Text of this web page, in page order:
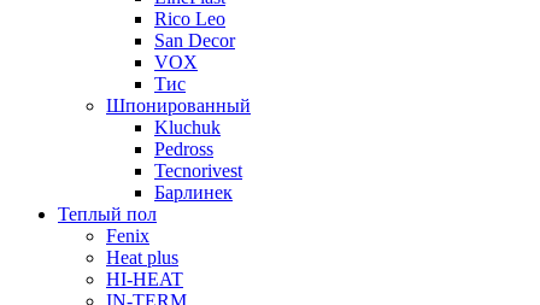
Rico Leo
San Decor
VOX
Тис
Шпонированный
Kluchuk
Pedross
Tecnorivest
Барлинек
Теплый пол
Fenix
Heat plus
HI-HEAT
IN-TERM